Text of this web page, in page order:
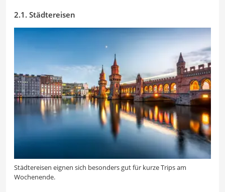
2.1. Städtereisen
Städtereisen eignen sich besonders gut für kurze Trips am
Wochenende.